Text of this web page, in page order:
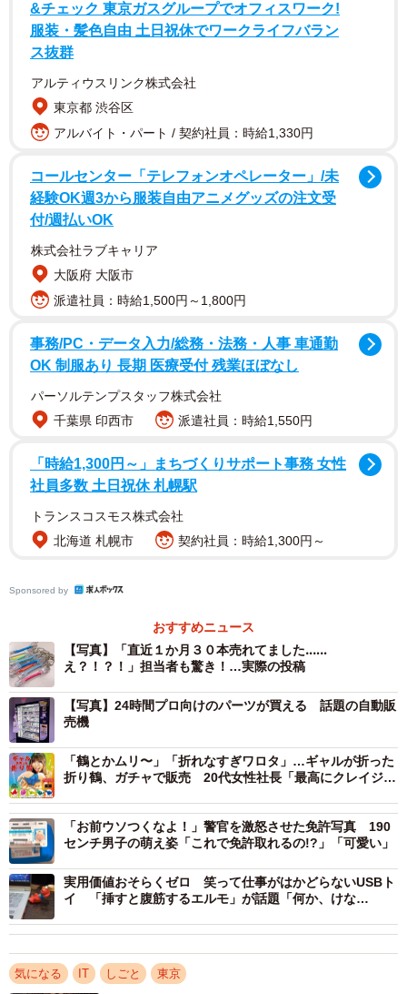
創業76年、東京・秋葉原にある「愛三電機」（同社提供）
「キーホルダーにしたらかわいいのでは？！」
知識や経験豊富なスタッフがそろっています。ある日、ツ
イッター担当者がベテラン社員にLANケーブルの作り方を
習っていたときのこと。練習用に作った短いケーブルが、
思いの外、かわいい仕上がりに。担当者はひらめきます。
「キーホルダーにしたらかわいいのでは？！」
補充しても補充しても売り切れる「LANケーブルキーホルダー」（愛三電
機提供）
試作品をツイッターに投稿すると、「すごい」「これは
欲しい」「かわいい」など多くの反応が寄せられ、担当者
は確信します。「需要があるかも」
手始めに17本ほど作って店頭に並べたところ、すぐに完
売。その後も売れ続け、「発売以来、累計1500本以上が売
れております。常連の方から、キーホルダーを通して初め
て愛三電機を知ってくださった方まで、うれしいことに幅
広い方にご購入頂いております」。
&チェック 東京ガスグループでオフィスワーク!
服装・髪色自由 土日祝休でワークライフバラン
ス抜群
アルティウスリンク株式会社
東京都 渋谷区
アルバイト・パート / 契約社員：時給1,330円
コールセンター「テレフォンオペレーター」/未
経験OK週3から服装自由アニメグッズの注文受
付/週払いOK
株式会社ラブキャリア
大阪府 大阪市
派遣社員：時給1,500円～1,800円
事務/PC・データ入力/総務・法務・人事 車通勤
OK 制服あり 長期 医療受付 残業ほぼなし
パーソルテンプスタッフ株式会社
千葉県 印西市
派遣社員：時給1,550円
「時給1,300円～」まちづくりサポート事務 女性
社員多数 土日祝休 札幌駅
トランスコスモス株式会社
北海道 札幌市
契約社員：時給1,300円～
Sponsored by
おすすめニュース
【写真】「直近１か月３０本売れてました‥‥‥
え？！？！」担当者も驚き！…実際の投稿
【写真】24時間プロ向けのパーツが買える 話題の自動販
売機
「鶴とかムリ〜」「折れなすぎワロタ」…ギャルが折った
折り鶴、ガチャで販売 20代女性社長「最高にクレイジー
「お前ウソつくなよ！」警官を激怒させた免許写真 190
センチ男子の萌え姿「これで免許取れるの!?」「可愛い」
実用価値おそらくゼロ 笑って仕事がはかどらないUSBト
イ 「挿すと腹筋するエルモ」が話題「何か、けな
気になる IT しごと 東京